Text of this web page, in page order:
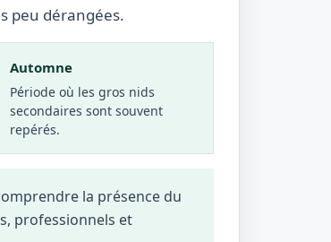
peu dérangées.
Automne
Période où les gros nids
secondaires sont souvent
repérés.
la présence du
professionnels et